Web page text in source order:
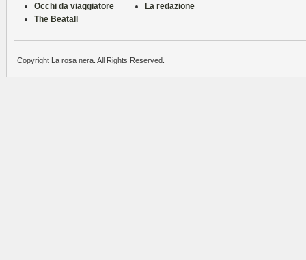
Occhi da viaggiatore
The Beatall
La redazione
Copyright La rosa nera. All Rights Reserved.